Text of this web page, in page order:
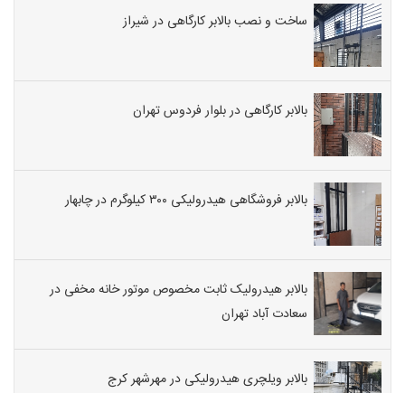
ساخت و نصب بالابر کارگاهی در شیراز
بالابر کارگاهی در بلوار فردوس تهران
بالابر فروشگاهی هیدرولیکی ۳۰۰ کیلوگرم در چابهار
بالابر هیدرولیک ثابت مخصوص موتور خانه مخفی در
سعادت آباد تهران
بالابر ویلچری هیدرولیکی در مهرشهر کرج